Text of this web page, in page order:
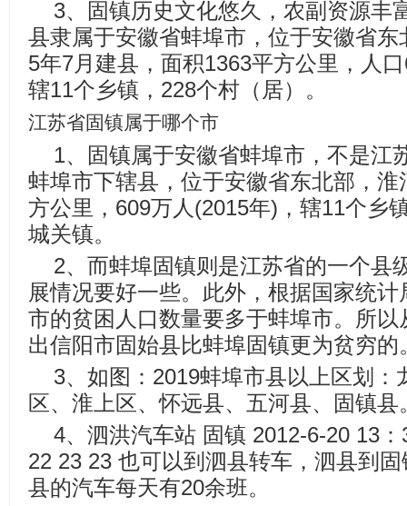
3、固镇历史文化悠久，农副资源丰
县隶属于安徽省蚌埠市，位于安徽省
5年7月建县，面积1363平方公里，人
辖11个乡镇，228个村（居）。
江苏省固镇属于哪个市
1、固镇属于安徽省蚌埠市，不是江
蚌埠市下辖县，位于安徽省东北部，
方公里，609万人(2015年)，辖11个乡
城关镇。
2、而蚌埠固镇则是江苏省的一个县
展情况要好一些。此外，根据国家统
市的贫困人口数量要多于蚌埠市。所
出信阳市固始县比蚌埠固镇更为贫穷的
3、如图：2019蚌埠市县以上区划
区、淮上区、怀远县、五河县、固镇县
4、泗洪汽车站 固镇 2012-6-20 13
22 23 23 也可以到泗县转车，泗县到
县的汽车每天有20余班。